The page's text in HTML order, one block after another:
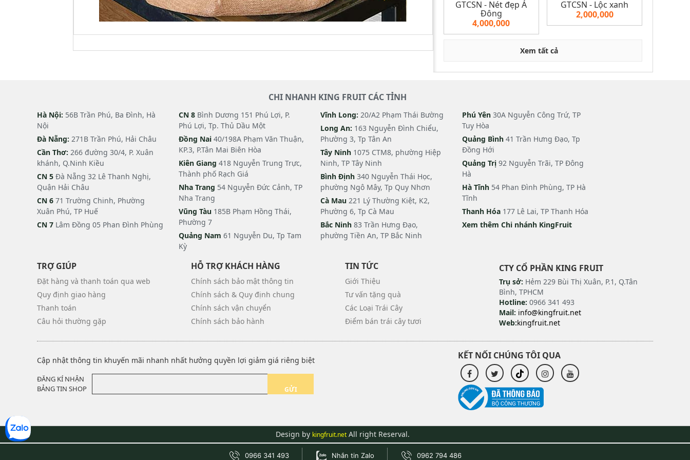
GTCSN - Nét đẹp Á
Đông
4,000,000
GTCSN - Lộc xanh
2,000,000
Xem tất cả
CHI NHANH KING FRUIT CÁC TỈNH
Hà Nội: 56B Trần Phú, Ba Đình, Hà
Nội
Đà Nẵng: 271B Trần Phú, Hải Châu
Cần Thơ: 266 đường 30/4, P. Xuân
khánh, Q.Ninh Kiều
CN 5 Đà Nẵng 32 Lê Thanh Nghị,
Quận Hải Châu
CN 6 71 Trường Chinh, Phường
Xuân Phú, TP Huế
CN 7 Lâm Đồng 05 Phan Đình Phùng
CN 8 Bình Dương 151 Phú Lợi, P.
Phú Lợi, Tp. Thủ Dầu Một
Đồng Nai 40/198A Phạm Văn Thuận,
KP.3, P.Tân Mai Biên Hòa
Kiên Giang 418 Nguyễn Trung Trực,
Thành phố Rạch Giá
Nha Trang 54 Nguyễn Đức Cảnh, TP
Nha Trang
Vũng Tàu 185B Phạm Hồng Thái,
Phường 7
Quảng Nam 61 Nguyễn Du, Tp Tam
Kỳ
Vĩnh Long: 20/A2 Phạm Thái Bường
Long An: 163 Nguyễn Đình Chiểu,
Phường 3, Tp Tân An
Tây Ninh 1075 CTM8, phường Hiệp
Ninh, TP Tây Ninh
Bình Định 340 Nguyễn Thái Học,
phường Ngô Mây, Tp Quy Nhơn
Cà Mau 221 Lý Thường Kiệt, K2,
Phường 6, Tp Cà Mau
Bắc Ninh 83 Trần Hưng Đạo,
phường Tiền An, TP Bắc Ninh
Phú Yên 30A Nguyễn Công Trứ, TP
Tuy Hòa
Quảng Bình 41 Trần Hưng Đạo, Tp
Đồng Hới
Quảng Trị 92 Nguyễn Trãi, TP Đông
Hà
Hà Tĩnh 54 Phan Đình Phùng, TP Hà
Tĩnh
Thanh Hóa 177 Lê Lai, TP Thanh Hóa
Xem thêm Chi nhánh KingFruit
TRỢ GIÚP
Đặt hàng và thanh toán qua web
Quy định giao hàng
Thanh toán
Câu hỏi thường gặp
HỖ TRỢ KHÁCH HÀNG
Chính sách bảo mật thông tin
Chính sách & Quy định chung
Chính sách vận chuyển
Chính sách bảo hành
TIN TỨC
Giới Thiệu
Tư vấn tặng quà
Các Loại Trái Cây
Điểm bán trái cây tươi
CTY CỔ PHẦN KING FRUIT
Trụ sở: Hẻm 229 Bùi Thị Xuân, P.1, Q.Tân
Bình, TPHCM
Hotline: 0966 341 493
Mail: info@kingfruit.net
Web:kingfruit.net
Cập nhật thông tin khuyến mãi nhanh nhất hưởng quyền lợi giảm giá riêng biệt
ĐĂNG KÍ NHẬN
BẢNG TIN SHOP
GỬI
KẾT NỐI CHÚNG TÔI QUA
Design by kingfruit.netAll right Reserval.
0966 341 493 Nhắn tin Zalo 0962 794 486